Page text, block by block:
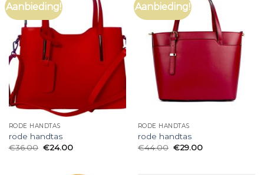
Aanbieding!
RODE HANDTAS
rode handtas
€36.00 €24.00
Aanbieding!
RODE HANDTAS
rode handtas
€44.00 €29.00